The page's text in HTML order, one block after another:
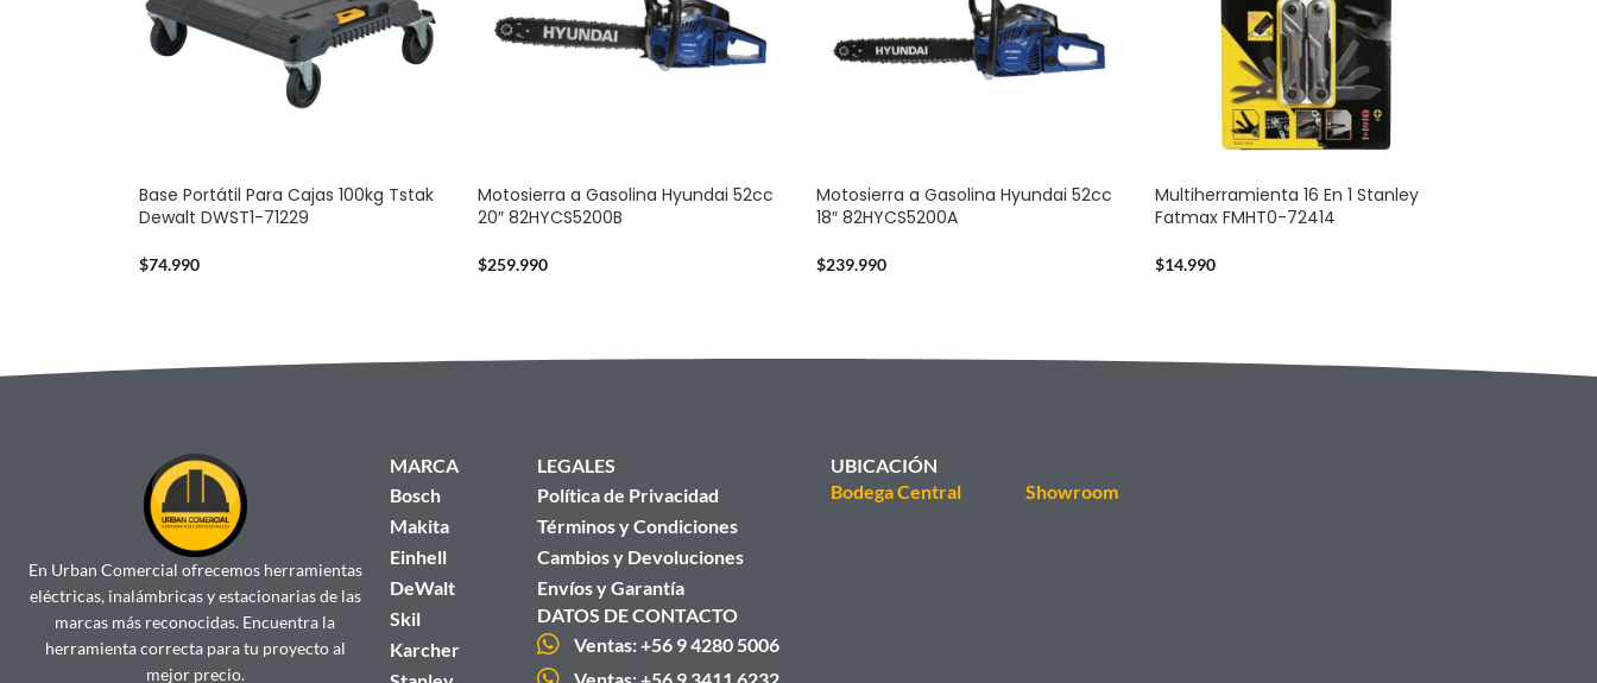
Base Portátil Para Cajas 100kg Tstak
Dewalt DWST1-71229
$74.990
Motosierra a Gasolina Hyundai 52cc
20″ 82HYCS5200B
$259.990
Motosierra a Gasolina Hyundai 52cc
18″ 82HYCS5200A
$239.990
Multiherramienta 16 En 1 Stanley
Fatmax FMHT0-72414
$14.990
En Urban Comercial ofrecemos herramientas
eléctricas, inalámbricas y estacionarias de las
marcas más reconocidas. Encuentra la
herramienta correcta para tu proyecto al
mejor precio.
MARCA
Bosch
Makita
Einhell
DeWalt
Skil
Karcher
LEGALES
Política de Privacidad
Términos y Condiciones
Cambios y Devoluciones
Envíos y Garantía
DATOS DE CONTACTO
Ventas: +56 9 4280 5006
UBICACIÓN
Bodega Central
Showroom